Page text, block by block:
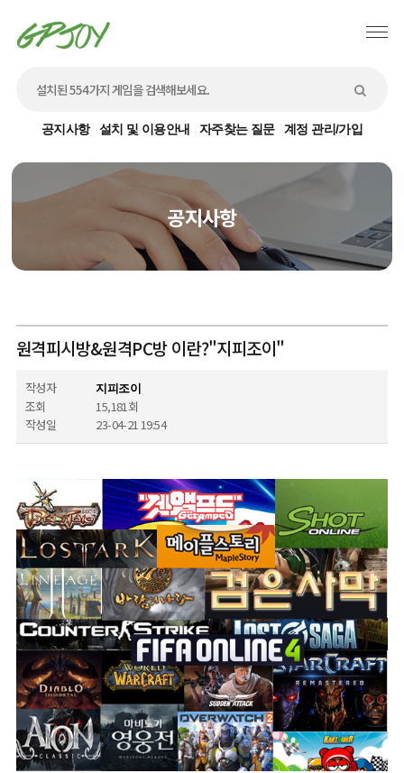
공지사항 설치 및 이용안내 자주찾는 질문 계정 관리/가입
공지사항
원격피시방&원격PC방 이란?"지피조이"
작성자 지피조이
조회
15,181회
작성일
23-04-21 19:54